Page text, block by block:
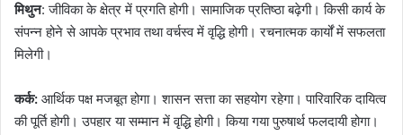
मिथुन: जीविका के क्षेत्र में प्रगति होगी। सामाजिक प्रतिष्ठा बढ़ेगी। किसी कार्य के
संपन्न होने से आपके प्रभाव तथा वर्चस्व में वृद्धि होगी। रचनात्मक कार्यों में सफलता
मिलेगी।
कर्क: आर्थिक पक्ष मजबूत होगा। शासन सत्ता का सहयोग रहेगा। पारिवारिक दायित्व
की पूर्ति होगी। उपहार या सम्मान में वृद्धि होगी। किया गया पुरुषार्थ फलदायी होगा।